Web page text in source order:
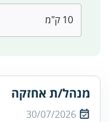
מנהל/ת אחזקה
30/07/2026